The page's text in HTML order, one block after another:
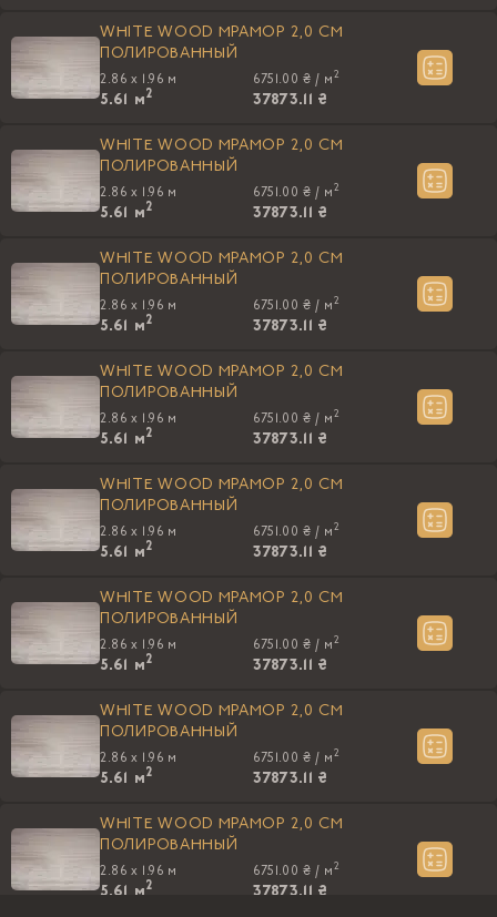
WHITE WOOD МРАМОР 2,0 CM
ПОЛИРОВАННЫЙ
2.86 x 1.96 м
5.61 м2
6751.00 ₴ / м 2
37873.11 ₴
WHITE WOOD МРАМОР 2,0 CM
ПОЛИРОВАННЫЙ
2.86 x 1.96 м
5.61 м2
6751.00 ₴ / м 2
37873.11 ₴
WHITE WOOD МРАМОР 2,0 CM
ПОЛИРОВАННЫЙ
2.86 x 1.96 м
5.61 м2
6751.00 ₴ / м 2
37873.11 ₴
WHITE WOOD МРАМОР 2,0 CM
ПОЛИРОВАННЫЙ
2.86 x 1.96 м
5.61 м2
6751.00 ₴ / м 2
37873.11 ₴
WHITE WOOD МРАМОР 2,0 CM
ПОЛИРОВАННЫЙ
2.86 x 1.96 м
5.61 м2
6751.00 ₴ / м 2
37873.11 ₴
WHITE WOOD МРАМОР 2,0 CM
ПОЛИРОВАННЫЙ
2.86 x 1.96 м
5.61 м2
6751.00 ₴ / м 2
37873.11 ₴
WHITE WOOD МРАМОР 2,0 CM
ПОЛИРОВАННЫЙ
2.86 x 1.96 м
5.61 м2
6751.00 ₴ / м 2
37873.11 ₴
WHITE WOOD МРАМОР 2,0 CM
ПОЛИРОВАННЫЙ
2.86 x 1.96 м
5.61 м2
6751.00 ₴ / м 2
37873.11 ₴